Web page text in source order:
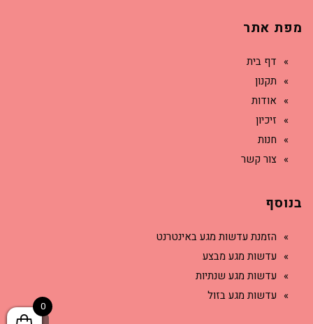
מפת אתר
דף בית
תקנון
אודות
זיכיון
חנות
צור קשר
בנוסף
הזמנת עדשות מגע באינטרנט
עדשות מגע מבצע
עדשות מגע שנתיות
עדשות מגע בזול
0